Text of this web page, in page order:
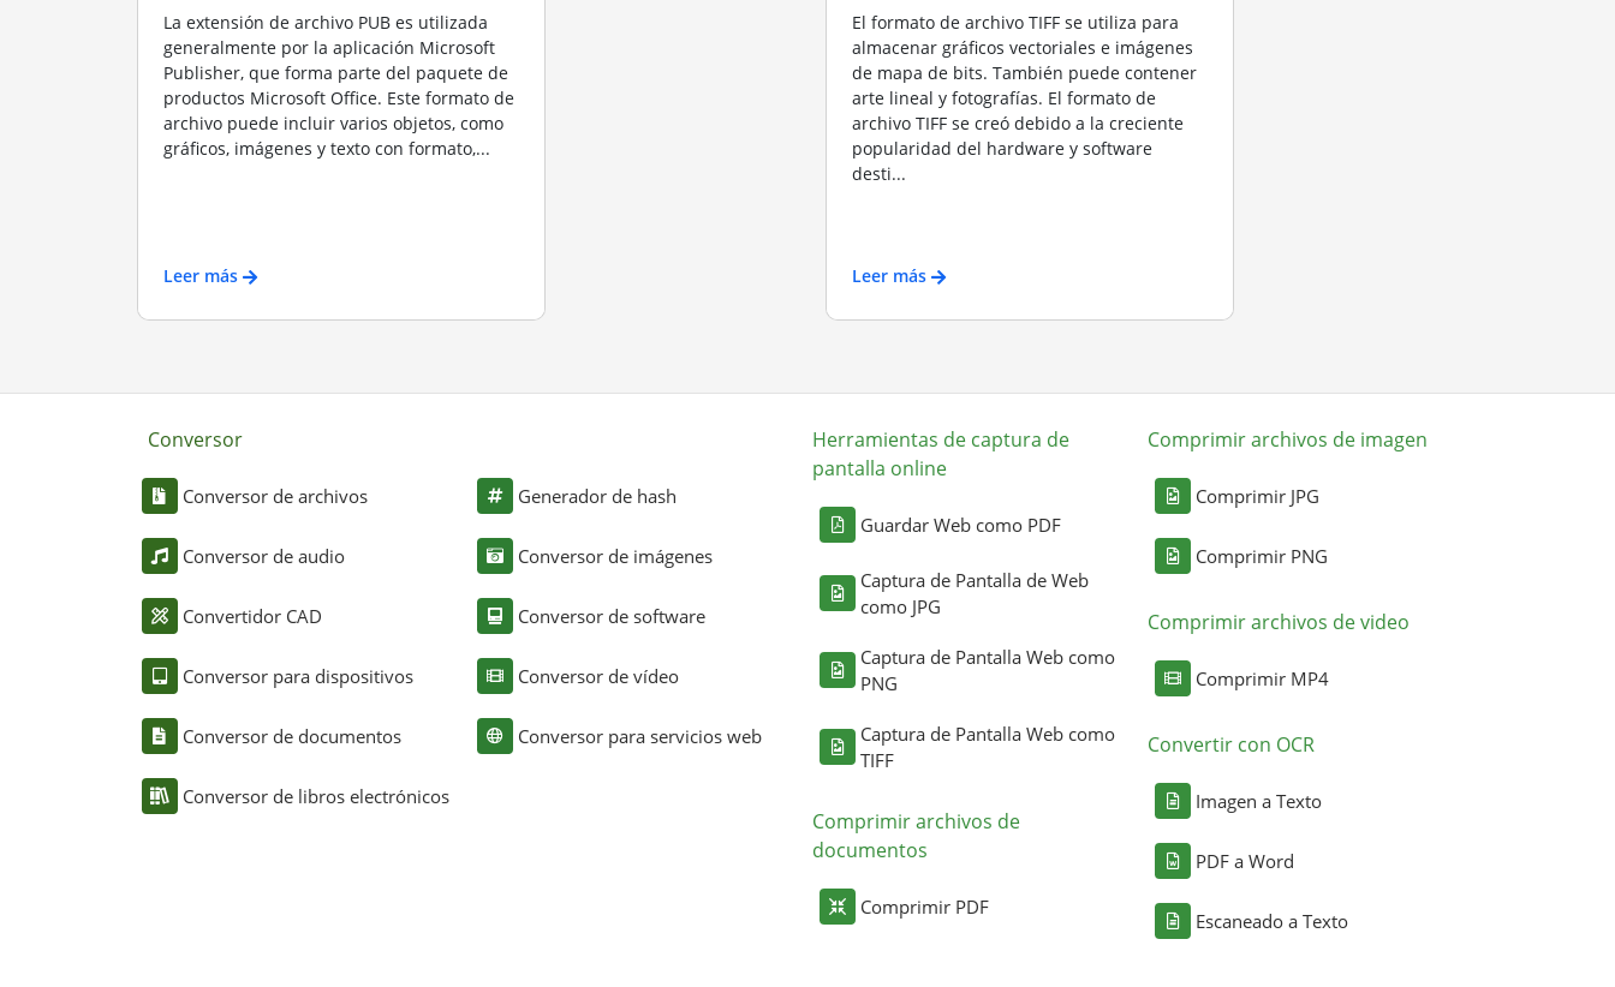
La extensión de archivo PUB es utilizada
generalmente por la aplicación Microsoft
Publisher, que forma parte del paquete de
productos Microsoft Office. Este formato de
archivo puede incluir varios objetos, como
gráficos, imágenes y texto con formato,...
Leer más
El formato de archivo TIFF se utiliza para
almacenar gráficos vectoriales e imágenes
de mapa de bits. También puede contener
arte lineal y fotografías. El formato de
archivo TIFF se creó debido a la creciente
popularidad del hardware y software
desti...
Leer más
Conversor
Conversor de archivos
Conversor de audio
Convertidor CAD
Conversor para dispositivos
Conversor de documentos
Conversor de libros electrónicos
Generador de hash
Conversor de imágenes
Conversor de software
Conversor de vídeo
Conversor para servicios web
Herramientas de captura de
pantalla online
Guardar Web como PDF
Captura de Pantalla de Web
como JPG
Captura de Pantalla Web como
PNG
Captura de Pantalla Web como
TIFF
Comprimir archivos de
documentos
Comprimir PDF
Comprimir archivos de imagen
Comprimir JPG
Comprimir PNG
Comprimir archivos de video
Comprimir MP4
Convertir con OCR
Imagen a Texto
PDF a Word
Escaneado a Texto